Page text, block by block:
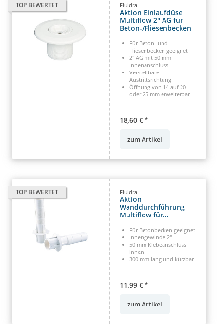
TOP BEWERTET Fluidra
Aktion Einlaufdüse
Multiflow 2" AG für
Beton-/Fliesenbecken
Für Beton- und
Fliesenbecken geeignet
2" AG mit 50 mm
Innenanschluss
Verstellbare
Austrittsrichtung
Öffnung von 14 auf 20
oder 25 mm erweiterbar
18,60 € *
zum Artikel
TOP BEWERTET Fluidra
Aktion
Wanddurchführung
Multiflow für
Für Betonbecken geeignet
Innengewinde 2"
50 mm Klebeanschluss
innen
300 mm lang und kürzbar
11,99 € *
zum Artikel